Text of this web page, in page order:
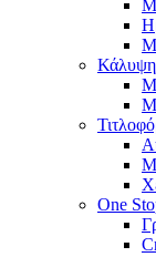
Κάλυψη
One